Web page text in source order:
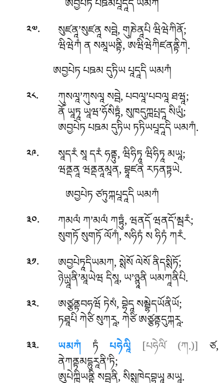
ཨབྱཔེཏ པཋམཔཱདཱདི ཡམཀཾ
༢༧. སུཛནཱ’སུཛནཱ སབྦེ, གུཎེནཱཔི ཝིཝེཀིནོ;
ཝིཝེཀཾ ན སམཱཡནྟི, ཨཝིཝེཀིཛནནྟིཀེ.
ཨབྱཔེཏ པཋམ དུཏིཡ པཱདཱདི ཡམཀཾ
༢༨. ཀུསལཱ’ཀུསལཱ སབྦེ, པབལཱ’པབལཱ ཐཝཱ;
ནོ ཡཱཏཱ ཡཱཝ’ཧོསིཏྟཾ, སུཁདུཀྑཔྤདཱ སིཡུཾ;
ཨབྱཔེཏ པཋམ དུཏིཡ ཏཏིཡཔཱདཱདི ཡམཀཾ.
༢༩. སཱདརཾ སཱ དརཾ ཧནྟུ, ཝིཧིཏཱ ཝིཧིཏཱ མཡཱ;
ཝནྡནཱ ཝནྡནཱམཱན, བྷཱཛནེ རཏནཏྟཡེ.
ཨབྱཔེཏ ཙཏུཀྐཔཱདཱདི ཡམཀཾ
༣༠. ཀམལཾ ཀ’མལཾ ཀཏྟུཾ, ཝནདོ ཝནདོ’མྦརཾ;
སུགཏོ སུགཏོ ལོཀཾ, སཧིཏཾ ས ཧིཏཾ ཀརཾ.
༣༡. ཨབྱཔེཏཱདིཡམཀ, སྶེསོ ལེསོ ནིདསྶིཏོ;
ཉེཡྻཱནི’མཱཡེཝ དིསཱ, ཡ’ཉྙཱནི ཡམཀཱནིཔི.
༣༢. ཨཙྩནྟབཧཝོ ཏེསཾ, བྷེདཱ སམྦྷེདཡོནིཡོ;
ཏཐཱཔི ཀེཙི སུཀརཱ, ཀེཙི ཨཙྩནྟདུཀྐརཱ.
༣༣. ཡམཀཾ ཏཾཔཧེལཱི [པཧེལི༹ (ཀ.)] ཙ,
ནེཀནྟམདྷུརཱནི’ཏི;